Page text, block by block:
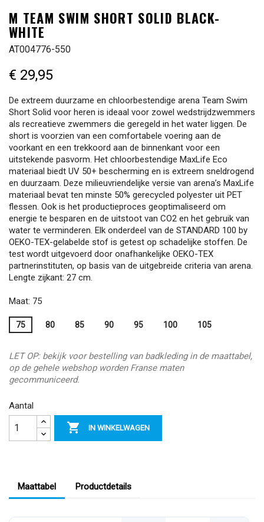
M TEAM SWIM SHORT SOLID BLACK-
WHITE
AT004776-550
€ 29,95
De extreem duurzame en chloorbestendige arena Team Swim
Short Solid voor heren is ideaal voor zowel wedstrijdzwemmers
als recreatieve zwemmers die geregeld in het water liggen. De
short is voorzien van een comfortabele voering aan de
voorkant en een trekkoord aan de binnenkant voor een
uitstekende pasvorm. Het chloorbestendige MaxLife Eco
materiaal biedt UV 50+ bescherming en is extreem sneldrogend
en duurzaam. Deze milieuvriendelijke versie van arena’s MaxLife
materiaal bevat ten minste 50% gerecycled polyester uit PET
flessen. Ook is het productieproces geoptimaliseerd om
energie te besparen en de uitstoot van CO2 en het gebruik van
water te verminderen. Elk onderdeel van de STANDARD 100 by
OEKO-TEX-gelabelde stof is getest op schadelijke stoffen. De
test wordt uitgevoerd door onafhankelijke OEKO-TEX
partnerinstituten, op basis van de uitgebreide criteria van arena.
Lengte zijkant: 27 cm.
Maat: 75
75 80 85 90 95 100 105
LET OP: bekijk voor bestelling van badkleding in de maattabel,
op de gehele webshop worden Franse maten
gecommuniceerd.
Aantal
 IN WINKELWAGEN
Maattabel Productdetails